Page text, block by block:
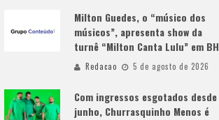
Milton Guedes, o “músico dos
músicos”, apresenta show da
turnê “Milton Canta Lulu” em BH
Redacao 5 de agosto de 2026
Com ingressos esgotados desde
junho, Churrasquinho Menos é